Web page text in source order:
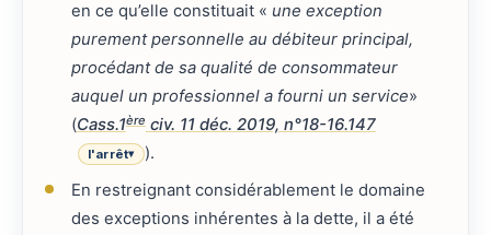
en ce qu’elle constituait « une exception
purement personnelle au débiteur principal,
procédant de sa qualité de consommateur
auquel un professionnel a fourni un service»
(Cass.1èreciv. 11 déc. 2019, n°18-16.147
l'arrêt▾
).
En restreignant considérablement le domaine
des exceptions inhérentes à la dette, il a été